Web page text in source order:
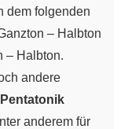
dem folgenden
– Halbton
– Halbton.
andere
Pentatonik
anderem für